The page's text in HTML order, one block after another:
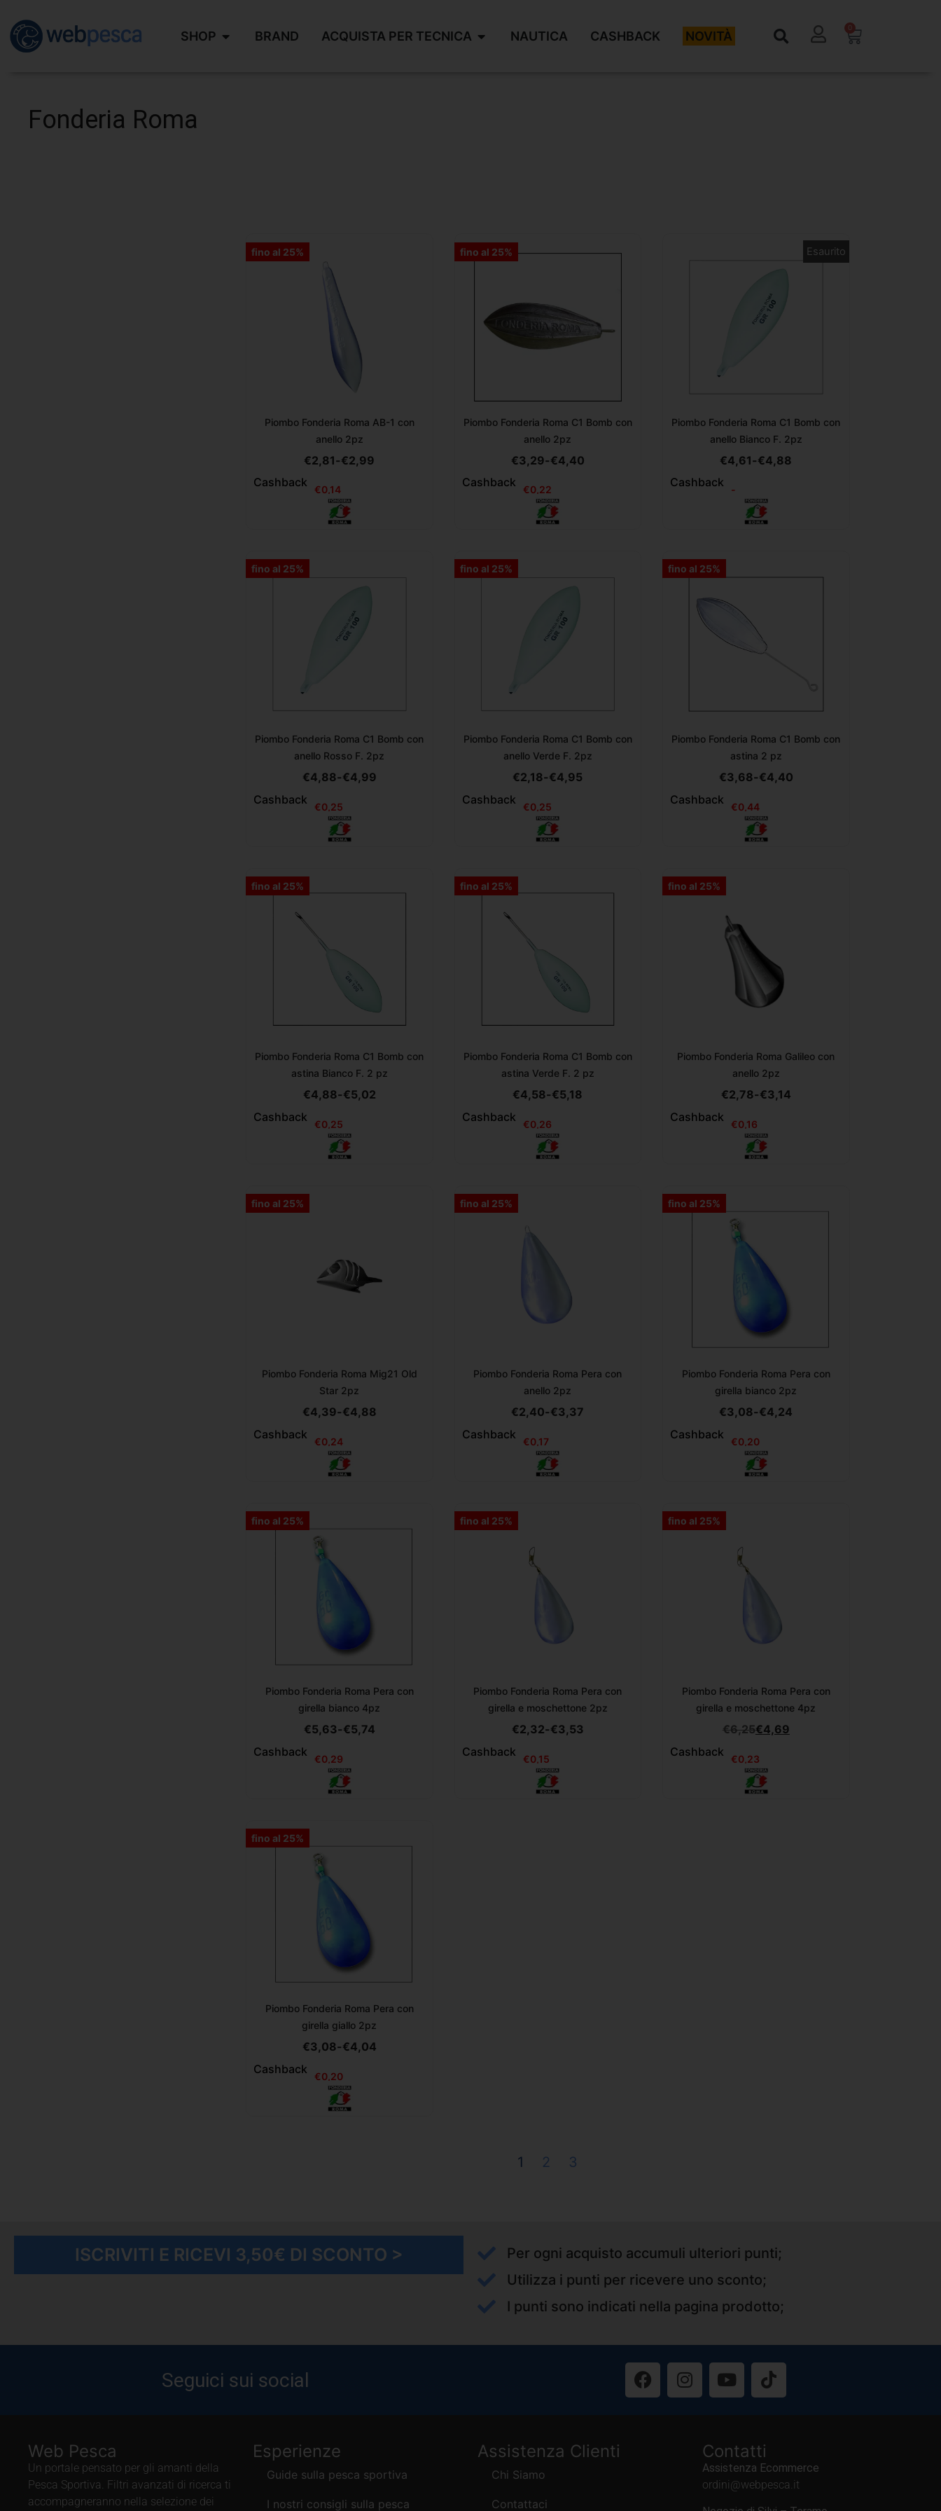
SHOP BRAND ACQUISTA PER TECNICA NAUTICA CASHBACK NOVITÀ
0
Fonderia Roma
fino al 25%
Piombo Fonderia Roma AB-1 con
anello 2pz
€2,81-€2,99
Cashback
€0,14
fino al 25%
Piombo Fonderia Roma C1 Bomb con
anello 2pz
€3,29-€4,40
Cashback
€0,22
Piombo Fonderia Roma C1 Bomb con
anello Bianco F. 2pz
Esaurito
€4,61-€4,88
Cashback
-
fino al 25%
Piombo Fonderia Roma C1 Bomb con
anello Rosso F. 2pz
€4,88-€4,99
Cashback
€0,25
fino al 25%
Piombo Fonderia Roma C1 Bomb con
anello Verde F. 2pz
€2,18-€4,95
Cashback
€0,25
fino al 25%
Piombo Fonderia Roma C1 Bomb con
astina 2 pz
€3,68-€4,40
Cashback
€0,44
fino al 25%
Piombo Fonderia Roma C1 Bomb con
astina Bianco F. 2 pz
€4,88-€5,02
Cashback
€0,25
fino al 25%
Piombo Fonderia Roma C1 Bomb con
astina Verde F. 2 pz
€4,58-€5,18
Cashback
€0,26
fino al 25%
Piombo Fonderia Roma Galileo con
anello 2pz
€2,78-€3,14
Cashback
€0,16
fino al 25%
Piombo Fonderia Roma Mig21 Old
Star 2pz
€4,39-€4,88
Cashback
€0,24
fino al 25%
Piombo Fonderia Roma Pera con
anello 2pz
€2,40-€3,37
Cashback
€0,17
fino al 25%
Piombo Fonderia Roma Pera con
girella bianco 2pz
€3,08-€4,24
Cashback
€0,20
fino al 25%
Piombo Fonderia Roma Pera con
girella bianco 4pz
€5,63-€5,74
Cashback
€0,29
fino al 25%
Piombo Fonderia Roma Pera con
girella e moschettone 2pz
€2,32-€3,53
Cashback
€0,15
fino al 25%
Piombo Fonderia Roma Pera con
girella e moschettone 4pz
€6,25€4,69
Cashback
€0,23
fino al 25%
Piombo Fonderia Roma Pera con
girella giallo 2pz
€3,08-€4,04
Cashback
€0,20
1 2 3
ISCRIVITI E RICEVI 3,50€ DI SCONTO >
Per ogni acquisto accumuli ulteriori punti;
Utilizza i punti per ricevere uno sconto;
I punti sono indicati nella pagina prodotto;
Seguici sui social
Web Pesca
Un portale pensato per gli amanti della
Pesca Sportiva. Filtri avanzati di ricerca ti
accompagneranno nella selezione dei
Esperienze
Guide sulla pesca sportiva
I nostri consigli sulla pesca
Assistenza Clienti
Chi Siamo
Contattaci
Contatti
Assistenza Ecommerce
ordini@webpesca.it